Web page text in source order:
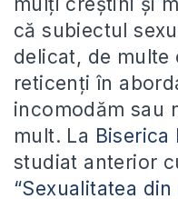
că subiectul
delicat, de multe
reticenți în
incomodăm sau
mult. La Biserica
studiat anterior
“Sexualitatea